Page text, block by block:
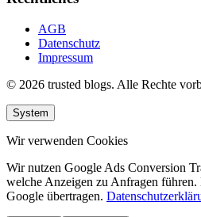
AGB
Datenschutz
Impressum
© 2026 trusted blogs. Alle Rechte
System
Wir verwenden Cookies
Wir nutzen Google Ads Conversion
welche Anzeigen zu Anfragen führen.
Google übertragen.